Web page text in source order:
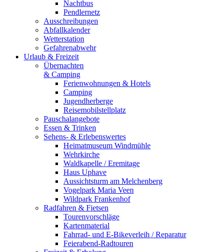
Nachtbus
Pendlernetz
Ausschreibungen
Abfallkalender
Wetterstation
Gefahrenabwehr
Urlaub & Freizeit
Übernachten
& Camping
Ferienwohnungen & Hotels
Camping
Jugendherberge
Reisemobilstellplatz
Pauschalangebote
Essen & Trinken
Sehens- & Erlebenswertes
Heimatmuseum Windmühle
Wehrkirche
Waldkapelle / Eremitage
Haus Uphave
Aussichtsturm am Melchenberg
Vogelpark Maria Veen
Wildpark Frankenhof
Radfahren & Fietsen
Tourenvorschläge
Kartenmaterial
Fahrrad- und E-Bikeverleih / Reparatur
Feierabend-Radtouren